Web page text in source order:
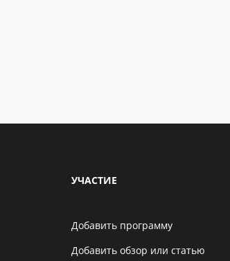
УЧАСТИЕ
Добавить программу
Добавить обзор или статью